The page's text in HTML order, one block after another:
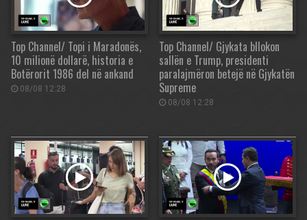
Top Channel/ Topi i Maradonës,
10 milionë dollarë, historia e
Botërorit 1986 del në ankand
08/08 12:28
Top Channel/ Gjykata bllokon
sallën e Trump, presidenti
paralajmëron betejë në Gjykatën
Supreme
08/08 12:28